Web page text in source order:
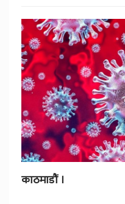
काठमाडौं ।